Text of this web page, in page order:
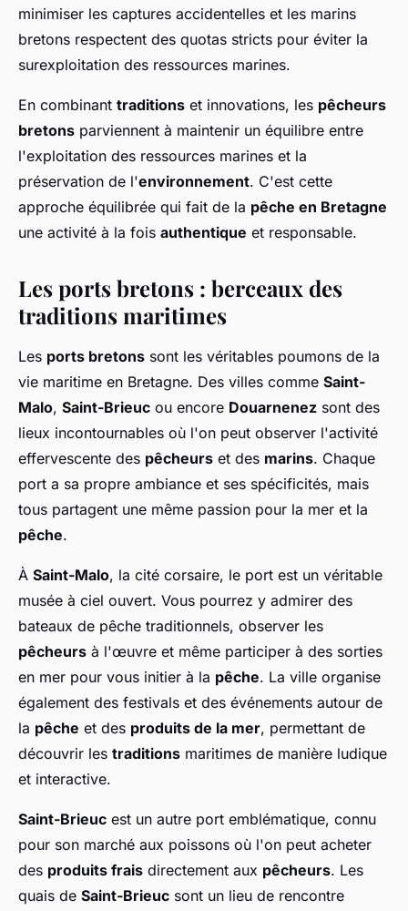
minimiser les captures accidentelles et les marins
bretons respectent des quotas stricts pour éviter la
surexploitation des ressources marines.
En combinant traditions et innovations, les pêcheurs
bretons parviennent à maintenir un équilibre entre
l'exploitation des ressources marines et la
préservation de l'environnement. C'est cette
approche équilibrée qui fait de la pêche en Bretagne
une activité à la fois authentique et responsable.
Les ports bretons : berceaux des
traditions maritimes
Les ports bretons sont les véritables poumons de la
vie maritime en Bretagne. Des villes comme Saint-
Malo, Saint-Brieuc ou encore Douarnenez sont des
lieux incontournables où l'on peut observer l'activité
effervescente des pêcheurs et des marins. Chaque
port a sa propre ambiance et ses spécificités, mais
tous partagent une même passion pour la mer et la
pêche.
À Saint-Malo, la cité corsaire, le port est un véritable
musée à ciel ouvert. Vous pourrez y admirer des
bateaux de pêche traditionnels, observer les
pêcheurs à l'œuvre et même participer à des sorties
en mer pour vous initier à la pêche. La ville organise
également des festivals et des événements autour de
la pêche et des produits de la mer, permettant de
découvrir les traditions maritimes de manière ludique
et interactive.
Saint-Brieuc est un autre port emblématique, connu
pour son marché aux poissons où l'on peut acheter
des produits frais directement aux pêcheurs. Les
quais de Saint-Brieuc sont un lieu de rencontre